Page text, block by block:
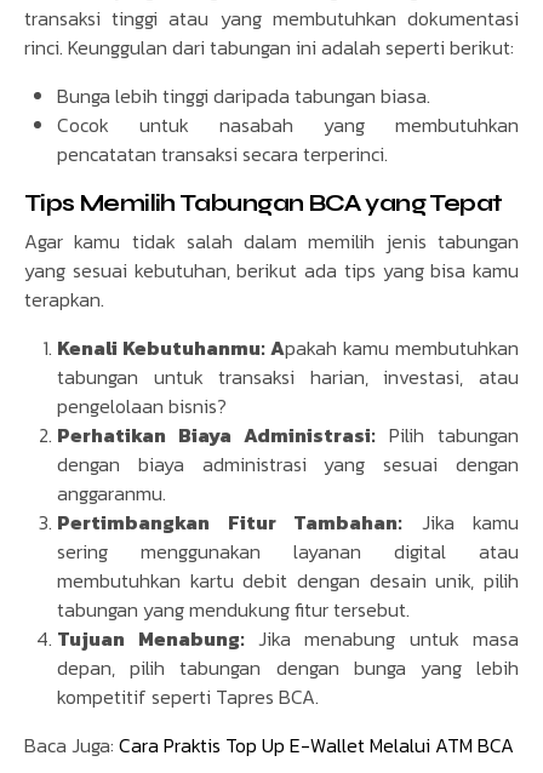
transaksi tinggi atau yang membutuhkan dokumentasi
rinci. Keunggulan dari tabungan ini adalah seperti berikut:
Bunga lebih tinggi daripada tabungan biasa.
Cocok untuk nasabah yang membutuhkan
pencatatan transaksi secara terperinci.
Tips Memilih Tabungan BCA yang Tepat
Agar kamu tidak salah dalam memilih jenis tabungan
yang sesuai kebutuhan, berikut ada tips yang bisa kamu
terapkan.
Kenali Kebutuhanmu: Apakah kamu membutuhkan
tabungan untuk transaksi harian, investasi, atau
pengelolaan bisnis?
Perhatikan Biaya Administrasi: Pilih tabungan
dengan biaya administrasi yang sesuai dengan
anggaranmu.
Pertimbangkan Fitur Tambahan: Jika kamu
sering menggunakan layanan digital atau
membutuhkan kartu debit dengan desain unik, pilih
tabungan yang mendukung fitur tersebut.
Tujuan Menabung:Jika menabung untuk masa
depan, pilih tabungan dengan bunga yang lebih
kompetitif seperti Tapres BCA.
Baca Juga: Cara Praktis Top Up E-Wallet Melalui ATM BCA